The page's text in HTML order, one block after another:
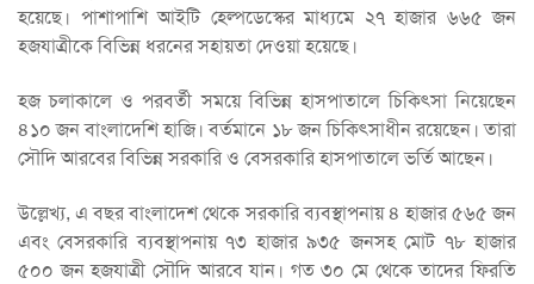
হয়েছে। পাশাপাশি আইটি হেল্পডেস্কের মাধ্যমে ২৭ হাজার ৬৬৫ জন
হজযাত্রীকে বিভিন্ন ধরনের সহায়তা দেওয়া হয়েছে।
হজ চলাকালে ও পরবর্তী সময়ে বিভিন্ন হাসপাতালে চিকিৎসা নিয়েছেন
৪১০ জন বাংলাদেশি হাজি। বর্তমানে ১৮ জন চিকিৎসাধীন রয়েছেন। তারা
সৌদি আরবের বিভিন্ন সরকারি ও বেসরকারি হাসপাতালে ভর্তি আছেন।
উল্লেখ্য, এ বছর বাংলাদেশ থেকে সরকারি ব্যবস্থাপনায় ৪ হাজার ৫৬৫ জন
এবং বেসরকারি ব্যবস্থাপনায় ৭৩ হাজার ৯৩৫ জনসহ মোট ৭৮ হাজার
৫০০ জন হজযাত্রী সৌদি আরবে যান। গত ৩০ মে থেকে তাদের ফিরতি